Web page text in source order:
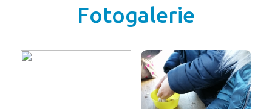
Fotogalerie